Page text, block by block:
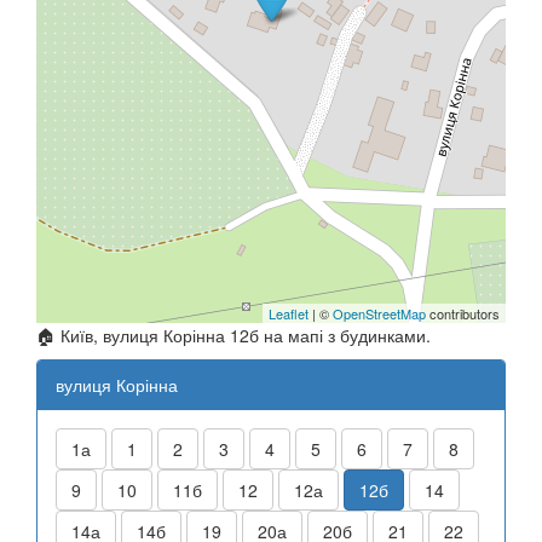
Leaflet | ©OpenStreetMapcontributors
🏠 Київ, вулиця Корінна 12б на мапі з будинками.
вулиця Корінна
1а 1 2 3 4 5 6 7
8
9
10 11б 12 12а 12б
14
14а
14б 19 20а 20б 21 22